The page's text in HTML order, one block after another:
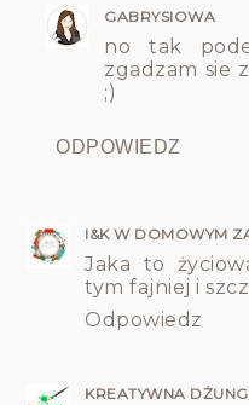
GABRYSIOWA
no tak
zgadzam sie
;)
ODPOWIEDZ
I&K W DOMOWYM
Jaka to
tym fajniej i
Odpowiedz
KREATYWNA